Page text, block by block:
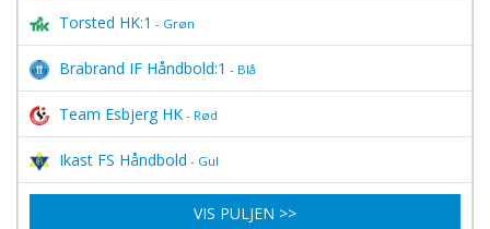
Torsted HK:1 - Grøn
Brabrand IF Håndbold:1 - Blå
Team Esbjerg HK - Rød
Ikast FS Håndbold - Gul
VIS PULJEN >>